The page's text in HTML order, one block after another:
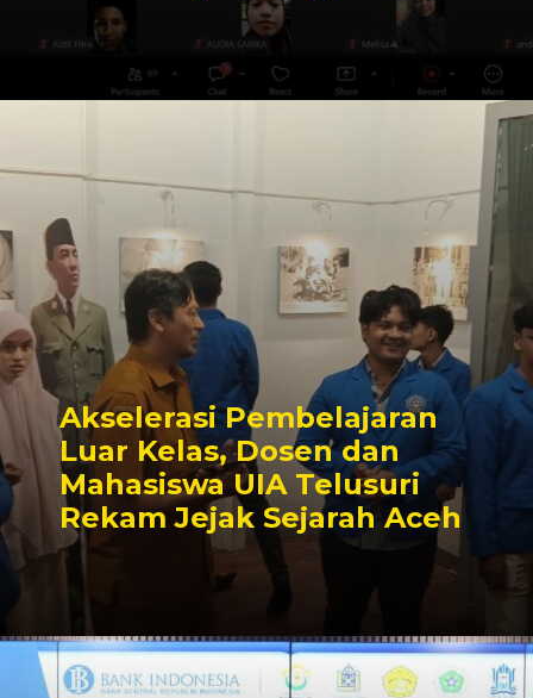
Akselerasi Pembelajaran
Luar Kelas, Dosen dan
Mahasiswa UIA Telusuri
Rekam Jejak Sejarah Aceh